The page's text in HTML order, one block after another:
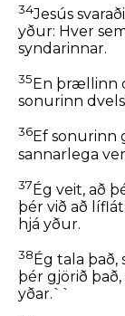
34Jesús
yður: Hver
syndarinnar.
35 En þrællinn
sonurinn
36Ef sonurinn
sannarlega
37Ég veit, að
þér við að
hjá yður.
38 Ég tala
þér gjörið
yðar.``